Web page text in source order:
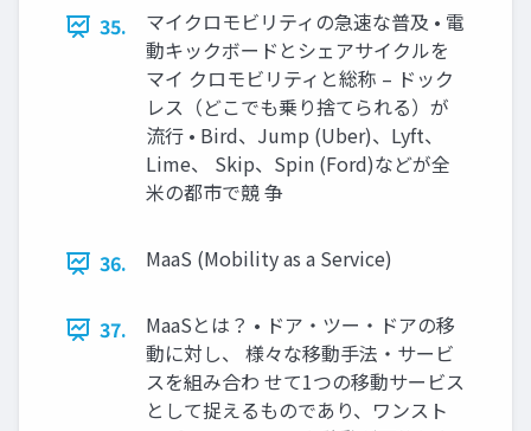
35.
マイクロモビリティの急速な普及 • 電
動キックボードとシェアサイクルを
マイ クロモビリティと総称 – ドック
レス（どこでも乗り捨てられる）が
流行 • Bird、Jump (Uber)、Lyft、
Lime、 Skip、Spin (Ford)などが全
米の都市で競 争
36. MaaS (Mobility as a Service)
37.
MaaSとは？ • ドア・ツー・ドアの移
動に対し、 様々な移動手法・サービ
スを組み合わ せて1つの移動サービス
として捉えるものであり、ワンスト